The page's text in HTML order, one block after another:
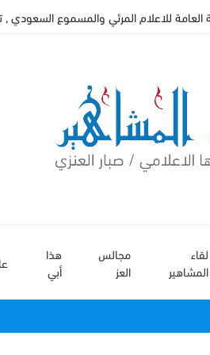
للاعلام المرئي والمسموع السعودي , ترخيص
لقاء
المشاهير
مجالس
العز
هذا
أبي